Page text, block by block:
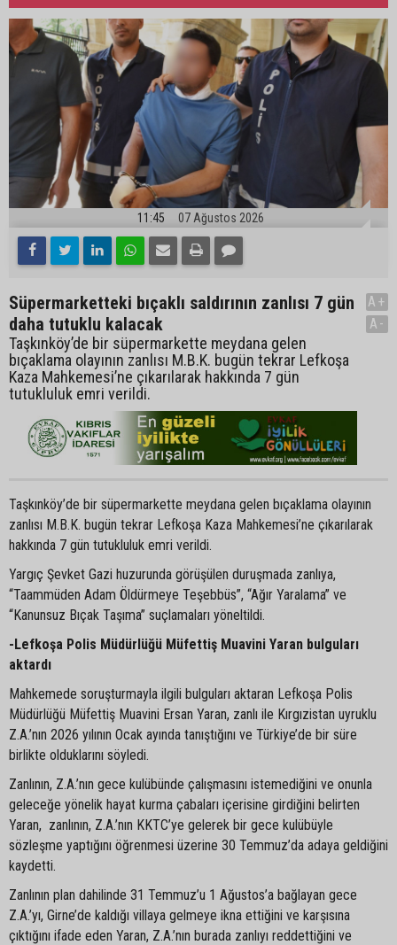
11:45 07 Ağustos 2026
Süpermarketteki bıçaklı saldırının zanlısı 7 gün
daha tutuklu kalacak
Taşkınköy’de bir süpermarkette meydana gelen
bıçaklama olayının zanlısı M.B.K. bugün tekrar Lefkoşa
Kaza Mahkemesi’ne çıkarılarak hakkında 7 gün
tutukluluk emri verildi.
A+
A-
Taşkınköy’de bir süpermarkette meydana gelen bıçaklama olayının
zanlısı M.B.K. bugün tekrar Lefkoşa Kaza Mahkemesi’ne çıkarılarak
hakkında 7 gün tutukluluk emri verildi.
Yargıç Şevket Gazi huzurunda görüşülen duruşmada zanlıya,
“Taammüden Adam Öldürmeye Teşebbüs”, “Ağır Yaralama” ve
“Kanunsuz Bıçak Taşıma” suçlamaları yöneltildi.
-Lefkoşa Polis Müdürlüğü Müfettiş Muavini Yaran bulguları
aktardı
Mahkemede soruşturmayla ilgili bulguları aktaran Lefkoşa Polis
Müdürlüğü Müfettiş Muavini Ersan Yaran, zanlı ile Kırgızistan uyruklu
Z.A.’nın 2026 yılının Ocak ayında tanıştığını ve Türkiye’de bir süre
birlikte olduklarını söyledi.
Zanlının, Z.A.’nın gece kulübünde çalışmasını istemediğini ve onunla
geleceğe yönelik hayat kurma çabaları içerisine girdiğini belirten
Yaran, zanlının, Z.A.’nın KKTC’ye gelerek bir gece kulübüyle
sözleşme yaptığını öğrenmesi üzerine 30 Temmuz’da adaya geldiğini
kaydetti.
Zanlının plan dahilinde 31 Temmuz’u 1 Ağustos’a bağlayan gece
Z.A.’yı, Girne’de kaldığı villaya gelmeye ikna ettiğini ve karşısına
çıktığını ifade eden Yaran, Z.A.’nın burada zanlıyı reddettiğini ve